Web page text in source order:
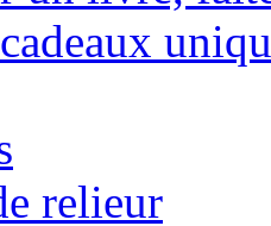
relieur